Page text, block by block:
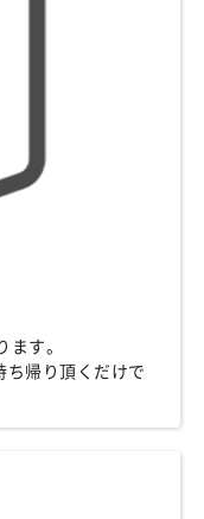
ます。
ち帰り頂くだけで